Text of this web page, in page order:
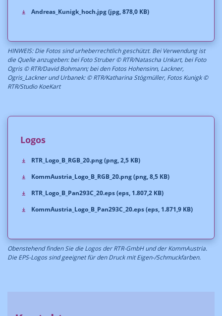
Andreas_Kunigk_hoch.jpg (jpg, 878,0 KB)
HINWEIS: Die Fotos sind urheberrechtlich geschützt. Bei Verwendung ist
die Quelle anzugeben: bei Foto Struber © RTR/Natascha Unkart, bei Foto
Ogris © RTR/David Bohmann; bei den Fotos Hohensinn, Lackner,
Ogris_Lackner und Urbanek: © RTR/Katharina Stögmüller, Fotos Kunigk ©
RTR/Studio KoeKart
Logos
RTR_Logo_B_RGB_20.png (png, 2,5 KB)
KommAustria_Logo_B_RGB_20.png (png, 8,5 KB)
RTR_Logo_B_Pan293C_20.eps (eps, 1.807,2 KB)
KommAustria_Logo_B_Pan293C_20.eps (eps, 1.871,9 KB)
Obenstehend finden Sie die Logos der RTR-GmbH und der KommAustria.
Die EPS-Logos sind geeignet für den Druck mit Eigen-/Schmuckfarben.